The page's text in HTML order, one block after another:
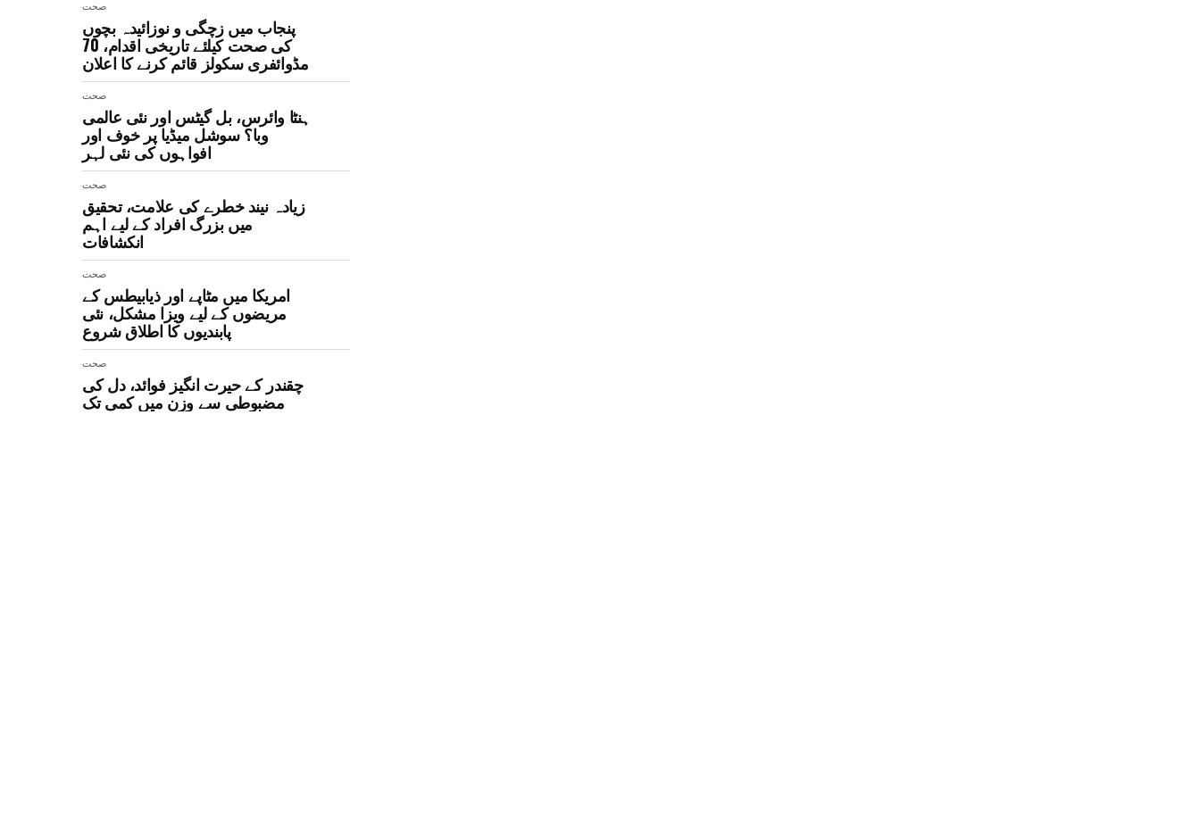
صحت
پنجاب میں زچگی و نوزائیدہ بچوں
کی صحت کیلئے تاریخی اقدام، 70
مڈوائفری سکولز قائم کرنے کا اعلان
صحت
ہنٹا وائرس، بل گیٹس اور نئی عالمی
وبا؟ سوشل میڈیا پر خوف اور
افواہوں کی نئی لہر
صحت
زیادہ نیند خطرے کی علامت، تحقیق
میں بزرگ افراد کے لیے اہم
انکشافات
صحت
امریکا میں مٹاپے اور ذیابیطس کے
مریضوں کے لیے ویزا مشکل، نئی
پابندیوں کا اطلاق شروع
صحت
چقندر کے حیرت انگیز فوائد، دل کی
مضبوطی سے وزن میں کمی تک